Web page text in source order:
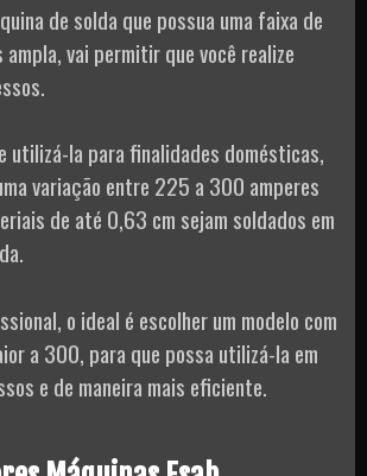
de solda que possua uma faixa de
ampla, vai permitir que você realize
utilizá-la para finalidades domésticas,
variação entre 225 a 300 amperes
de até 0,63 cm sejam soldados em
o ideal é escolher um modelo com
a 300, para que possa utilizá-la em
e de maneira mais eficiente.